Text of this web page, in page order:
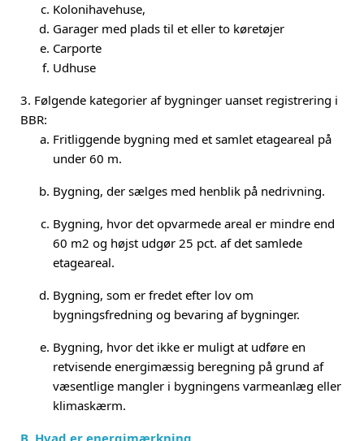
Kolonihavehuse,
Garager med plads til et eller to køretøjer
Carporte
Udhuse
3. Følgende kategorier af bygninger uanset registrering i
BBR:
Fritliggende bygning med et samlet etageareal på
under 60 m.
Bygning, der sælges med henblik på nedrivning.
Bygning, hvor det opvarmede areal er mindre end
60 m2 og højst udgør 25 pct. af det samlede
etageareal.
Bygning, som er fredet efter lov om
bygningsfredning og bevaring af bygninger.
Bygning, hvor det ikke er muligt at udføre en
retvisende energimæssig beregning på grund af
væsentlige mangler i bygningens varmeanlæg eller
klimaskærm.
B. Hvad er energimærkning